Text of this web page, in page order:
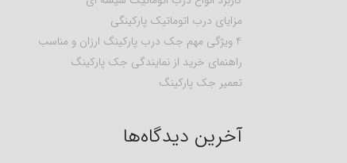
مزایای درب اتوماتیک پارکینگی
4 ویژگی مهم جک درب پارکینگ ارزان و مناسب
راهنمای خرید از نمایندگی جک پارکینگ
تعمیر جک پارکینگ
آخرین دیدگاه‌ها